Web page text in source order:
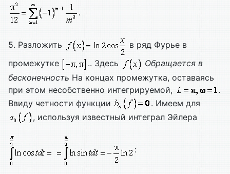
.
5. Разложить
в ряд Фурье в
промежутке
.. Здесь
Обращается в
бесконечность На концах промежутка, оставаясь
при этом несобственно интегрируемой,
.
Ввиду четности функции
. Имеем для
, используя известный интеграл Эйлера
: